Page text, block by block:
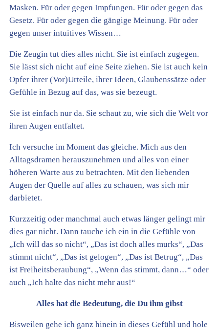
Masken. Für oder gegen Impfungen. Für oder gegen das
Gesetz. Für oder gegen die gängige Meinung. Für oder
gegen unser intuitives Wissen…
Die Zeugin tut dies alles nicht. Sie ist einfach zugegen.
Sie lässt sich nicht auf eine Seite ziehen. Sie ist auch kein
Opfer ihrer (Vor)Urteile, ihrer Ideen, Glaubenssätze oder
Gefühle in Bezug auf das, was sie bezeugt.
Sie ist einfach nur da. Sie schaut zu, wie sich die Welt vor
ihren Augen entfaltet.
Ich versuche im Moment das gleiche. Mich aus den
Alltagsdramen herauszunehmen und alles von einer
höheren Warte aus zu betrachten. Mit den liebenden
Augen der Quelle auf alles zu schauen, was sich mir
darbietet.
Kurzzeitig oder manchmal auch etwas länger gelingt mir
dies gar nicht. Dann tauche ich ein in die Gefühle von
„Ich will das so nicht“, „Das ist doch alles murks“, „Das
stimmt nicht“, „Das ist gelogen“, „Das ist Betrug“, „Das
ist Freiheitsberaubung“, „Wenn das stimmt, dann…“ oder
auch „Ich halte das nicht mehr aus!“
Alles hat die Bedeutung, die Du ihm gibst
Bisweilen gehe ich ganz hinein in dieses Gefühl und hole